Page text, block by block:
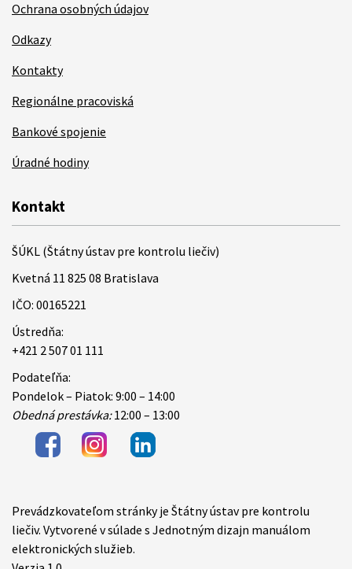
Ochrana osobných údajov
Odkazy
Kontakty
Regionálne pracoviská
Bankové spojenie
Úradné hodiny
Kontakt
ŠÚKL (Štátny ústav pre kontrolu liečiv)
Kvetná 11 825 08 Bratislava
IČO: 00165221
Ústredňa:
+421 2 507 01 111
Podateľňa:
Pondelok – Piatok: 9:00 – 14:00
Obedná prestávka:12:00 – 13:00
Items
Prevádzkovateľom stránky je Štátny ústav pre kontrolu
liečiv. Vytvorené v súlade s Jednotným dizajn manuálom
elektronických služieb.